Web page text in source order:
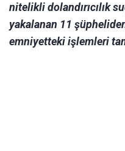
nitelikli dolandırıcılık
yakalanan 11
emniyetteki işlemleri